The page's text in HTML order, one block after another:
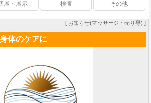
展・展示 検査 その他
[ お知らせ(マッサージ・売り専) ]
体のケアに